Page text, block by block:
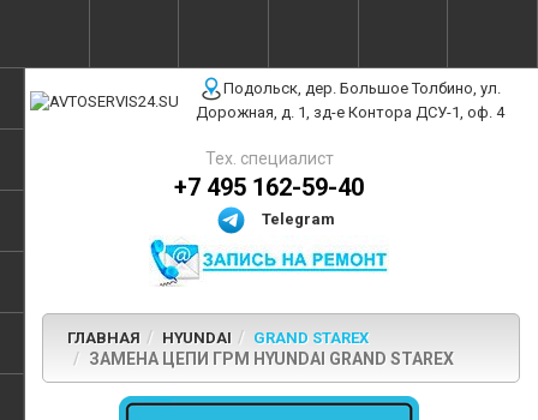
Подольск, дер. Большое Толбино, ул.
Дорожная, д. 1, зд-е Контора ДСУ-1, оф. 4
Тех. специалист
+7 495 162-59-40
Telegram
ГЛАВНАЯ HYUNDAI GRAND STAREX
ЗАМЕНА ЦЕПИ ГРМ HYUNDAI GRAND STAREX